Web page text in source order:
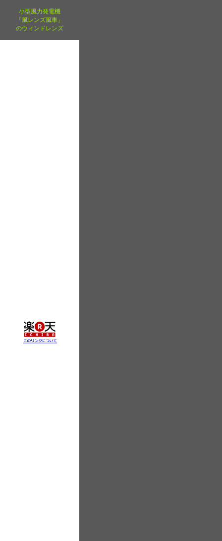
小型風力発電機
「風レンズ風車」
のウィンドレンズ